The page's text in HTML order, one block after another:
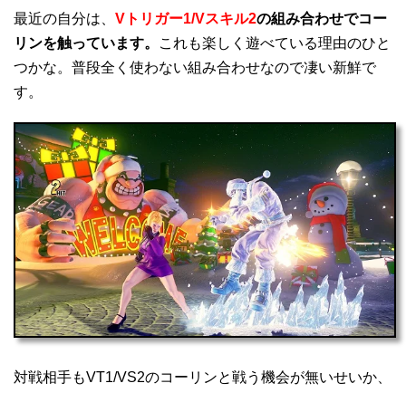
最近の自分は、 Vトリガー1/Vスキル2の組み合わせでコー
リンを触っています。
これも楽しく遊べている理由のひと
つかな。普段全く使わない組み合わせなので凄い新鮮で
す。
対戦相手もVT1/VS2のコーリンと戦う機会が無いせいか、